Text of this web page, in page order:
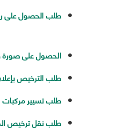
طلب الحصول على
الحصول على صورة
طلب الترخيص
طلب تسيير مركبات
طلب نقل ترخيص